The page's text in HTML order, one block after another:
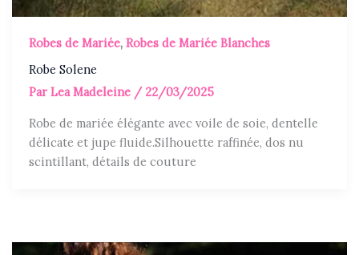
Robes de Mariée,Robes de Mariée Blanches
Robe Solene
ParLea Madeleine / 22/03/2025
Robe de mariée élégante avec voile de soie, dentelle
délicate et jupe fluide.Silhouette raffinée, dos nu
scintillant, détails de couture